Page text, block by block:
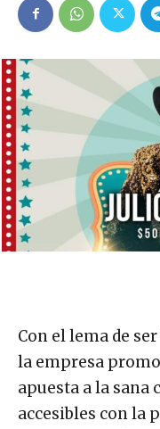
Con el lema de
la empresa
apuesta a la sana
accesibles con la